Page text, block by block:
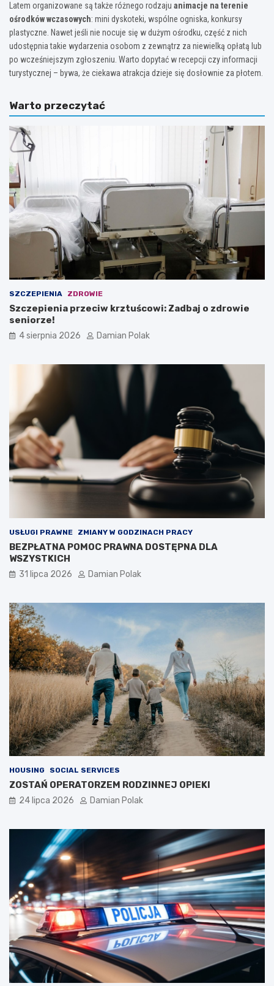
Latem organizowane są także różnego rodzaju animacje na terenie
ośrodków wczasowych: mini dyskoteki, wspólne ogniska, konkursy
plastyczne. Nawet jeśli nie nocuje się w dużym ośrodku, część z nich
udostępnia takie wydarzenia osobom z zewnątrz za niewielką opłatą lub
po wcześniejszym zgłoszeniu. Warto dopytać w recepcji czy informacji
turystycznej – bywa, że ciekawa atrakcja dzieje się dosłownie za płotem.
Warto przeczytać
SZCZEPIENIA ZDROWIE
Szczepienia przeciw krztuścowi: Zadbaj o zdrowie
seniorze!
4 sierpnia 2026 Damian Polak
USŁUGI PRAWNE ZMIANY W GODZINACH PRACY
BEZPŁATNA POMOC PRAWNA DOSTĘPNA DLA
WSZYSTKICH
31 lipca 2026 Damian Polak
HOUSING SOCIAL SERVICES
ZOSTAŃ OPERATORZEM RODZINNEJ OPIEKI
24 lipca 2026 Damian Polak